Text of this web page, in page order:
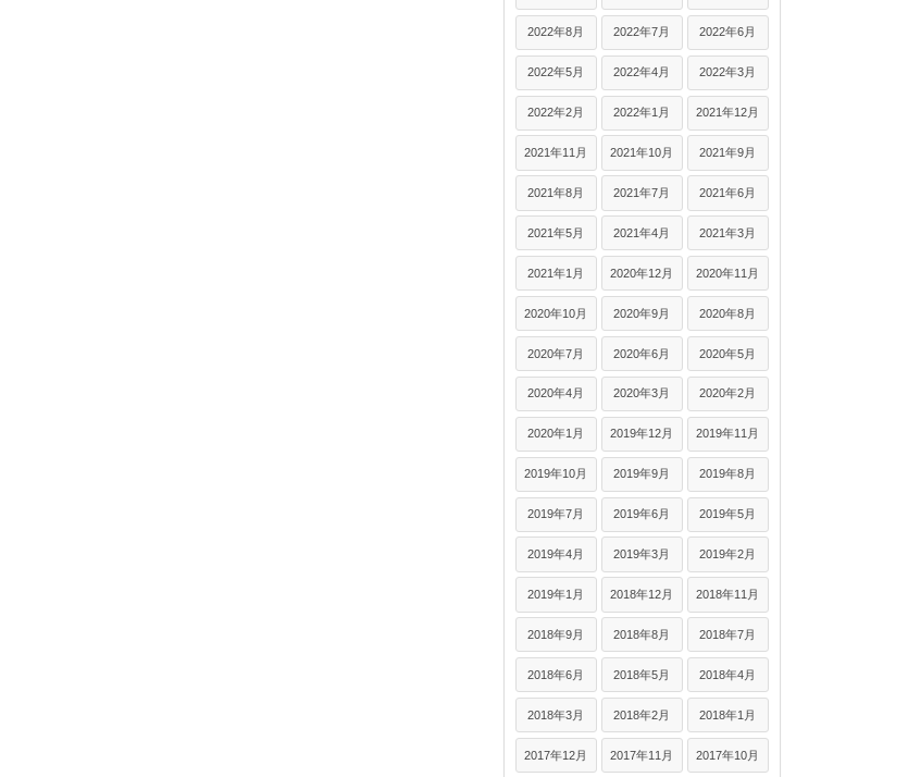
2022年8月 2022年7月 2022年6月
2022年5月 2022年4月 2022年3月
2022年2月 2022年1月 2021年12月
2021年11月 2021年10月 2021年9月
2021年8月 2021年7月 2021年6月
2021年5月 2021年4月 2021年3月
2021年1月 2020年12月 2020年11月
2020年10月 2020年9月 2020年8月
2020年7月 2020年6月 2020年5月
2020年4月 2020年3月 2020年2月
2020年1月 2019年12月 2019年11月
2019年10月 2019年9月 2019年8月
2019年7月 2019年6月 2019年5月
2019年4月 2019年3月 2019年2月
2019年1月 2018年12月 2018年11月
2018年9月 2018年8月 2018年7月
2018年6月 2018年5月 2018年4月
2018年3月 2018年2月 2018年1月
2017年12月 2017年11月 2017年10月